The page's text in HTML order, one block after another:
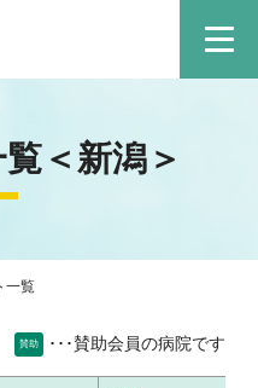
＜新潟＞
一覧
賛助 ･･･賛助会員の病院です